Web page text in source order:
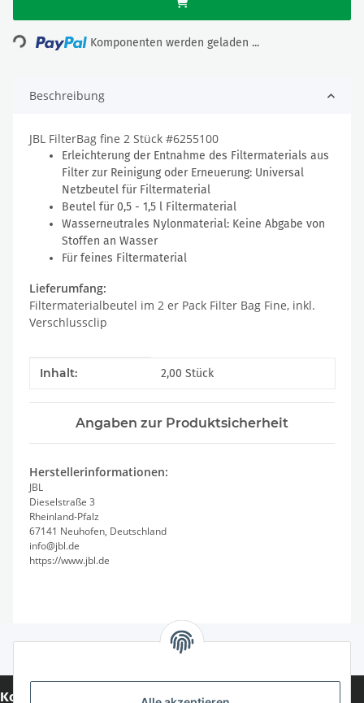
Komponenten werden geladen ...
Beschreibung
JBL FilterBag fine 2 Stück #6255100
Erleichterung der Entnahme des Filtermaterials aus
Filter zur Reinigung oder Erneuerung: Universal
Netzbeutel für Filtermaterial
Beutel für 0,5 - 1,5 l Filtermaterial
Wasserneutrales Nylonmaterial: Keine Abgabe von
Stoffen an Wasser
Für feines Filtermaterial
Lieferumfang:
Filtermaterialbeutel im 2 er Pack Filter Bag Fine, inkl.
Verschlussclip
Produkteigenschaft
Wert
Inhalt: 2,00 Stück
Angaben zur Produktsicherheit
Herstellerinformationen:
JBL
Dieselstraße 3
Rheinland-Pfalz
67141 Neuhofen, Deutschland
info@jbl.de
https://www.jbl.de
Kontakt